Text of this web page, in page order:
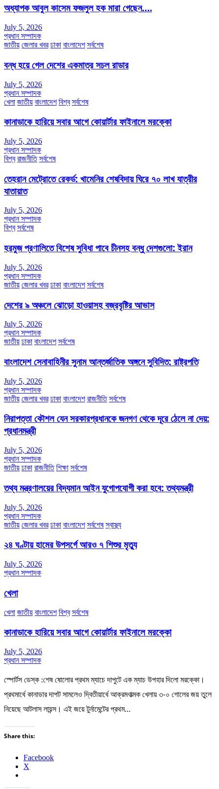
অধ্যাপক আবুল কাসেম ফজলুল হক মারা গেছেন….
July 5, 2026
প্রধান সম্পাদক
জাতীয় জেলার খবর ঢাকা বাংলাদেশ সর্বশেষ
বন্ধ হয়ে গেল দেশের একমাত্র সচল রাডার
July 5, 2026
প্রধান সম্পাদক
খেলা জাতীয় বাংলাদেশ বিশ্ব সর্বশেষ
কানাডাকে হারিয়ে সবার আগে কোয়ার্টার ফাইনালে মরক্কো
July 5, 2026
প্রধান সম্পাদক
বিশ্ব রাজনীতি সর্বশেষ
তেহরান মেট্রোতে রেকর্ড: খামেনির শেষবিদায় ঘিরে ৭০ লাখ যাত্রীর
যাতায়াত
July 5, 2026
প্রধান সম্পাদক
বিশ্ব সর্বশেষ
হরমুজ প্রণালিতে বিশেষ সুবিধা পাবে চীনসহ বন্ধু দেশগুলো: ইরান
July 5, 2026
প্রধান সম্পাদক
জাতীয় জেলার খবর ঢাকা বাংলাদেশ সর্বশেষ
দেশের ৯ অঞ্চলে ঝোড়ো হাওয়াসহ বজ্রবৃষ্টির আভাস
July 5, 2026
প্রধান সম্পাদক
জাতীয় ঢাকা বাংলাদেশ সর্বশেষ
বাংলাদেশ সেনাবাহিনীর সুনাম আন্তর্জাতিক অঙ্গনে সুবিদিত: রাষ্ট্রপতি
July 5, 2026
প্রধান সম্পাদক
জাতীয় জেলার খবর ঢাকা বাংলাদেশ রাজনীতি সর্বশেষ
নিরাপত্তা কৌশল যেন সরকারপ্রধানকে জনগণ থেকে দূরে ঠেলে না দেয়:
প্রধানমন্ত্রী
July 5, 2026
প্রধান সম্পাদক
জাতীয় ঢাকা রাজনীতি শিক্ষা সর্বশেষ
তথ্য মন্ত্রণালয়ের বিদ্যমান আইন যুগোপযোগী করা হবে: তথ্যমন্ত্রী
July 5, 2026
প্রধান সম্পাদক
জাতীয় জেলার খবর ঢাকা বাংলাদেশ সর্বশেষ স্বাস্থ্য
২৪ ঘণ্টায় হামের উপসর্গে আরও ৭ শিশুর মৃত্যু
July 5, 2026
প্রধান সম্পাদক
খেলা
খেলা জাতীয় বাংলাদেশ বিশ্ব সর্বশেষ
কানাডাকে হারিয়ে সবার আগে কোয়ার্টার ফাইনালে মরক্কো
July 5, 2026
প্রধান সম্পাদক
স্পোর্টস ডেস্ক :শেষ ষোলোর প্রথম ম্যাচে দাপুটে এক ম্যাচ উপহার দিলো মরক্কো।
প্রথমার্ধে কানাডার দাপট সামলেও দ্বিতীয়ার্ধে আক্রমণাত্মক খেলায় ৩-০ গোলের জয় তুলে
নিয়েছে আটলাস লায়ন্স। এই জয়ে টুর্নামেন্টের প্রথম…
Share this:
Facebook
X